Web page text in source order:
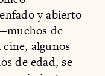
y abierto
de
algunos
de edad, se